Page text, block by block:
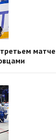
матче